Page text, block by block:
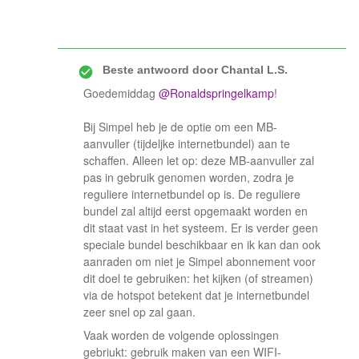
Beste antwoord doorChantal L.S.
Goedemiddag ​ @Ronaldspringelkamp!
Bij Simpel heb je de optie om een MB-
aanvuller (tijdeljke internetbundel) aan te
schaffen. Alleen let op: deze MB-aanvuller zal
pas in gebruik genomen worden, zodra je
reguliere internetbundel op is. De reguliere
bundel zal altijd eerst opgemaakt worden en
dit staat vast in het systeem. Er is verder geen
speciale bundel beschikbaar en ik kan dan ook
aanraden om niet je Simpel abonnement voor
dit doel te gebruiken: het kijken (of streamen)
via de hotspot betekent dat je internetbundel
zeer snel op zal gaan.
Vaak worden de volgende oplossingen
gebriukt: gebruik maken van een WIFI-